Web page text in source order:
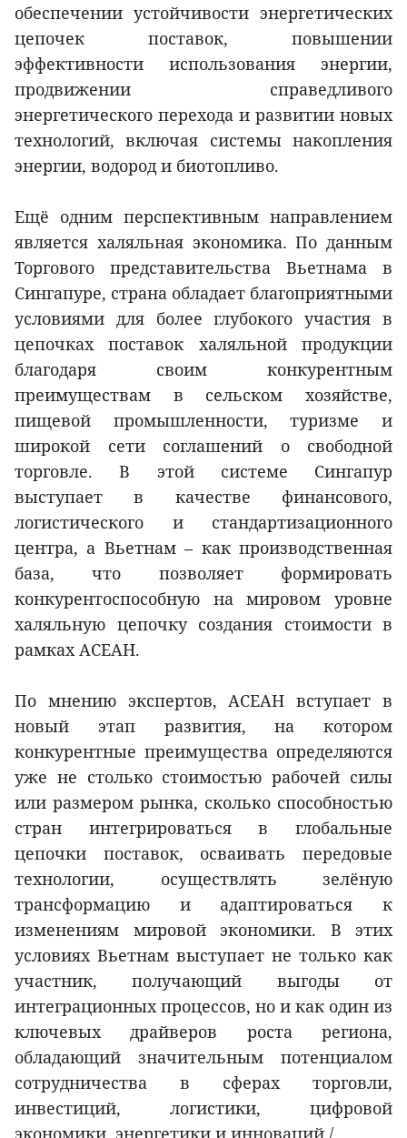
обеспечении устойчивости энергетических
цепочек поставок, повышении
эффективности использования энергии,
продвижении справедливого
энергетического перехода и развитии новых
технологий, включая системы накопления
энергии, водород и биотопливо.
Ещё одним перспективным направлением
является халяльная экономика. По данным
Торгового представительства Вьетнама в
Сингапуре, страна обладает благоприятными
условиями для более глубокого участия в
цепочках поставок халяльной продукции
благодаря своим конкурентным
преимуществам в сельском хозяйстве,
пищевой промышленности, туризме и
широкой сети соглашений о свободной
торговле. В этой системе Сингапур
выступает в качестве финансового,
логистического и стандартизационного
центра, а Вьетнам – как производственная
база, что позволяет формировать
конкурентоспособную на мировом уровне
халяльную цепочку создания стоимости в
рамках АСЕАН.
По мнению экспертов, АСЕАН вступает в
новый этап развития, на котором
конкурентные преимущества определяются
уже не столько стоимостью рабочей силы
или размером рынка, сколько способностью
стран интегрироваться в глобальные
цепочки поставок, осваивать передовые
технологии, осуществлять зелёную
трансформацию и адаптироваться к
изменениям мировой экономики. В этих
условиях Вьетнам выступает не только как
участник, получающий выгоды от
интеграционных процессов, но и как один из
ключевых драйверов роста региона,
обладающий значительным потенциалом
сотрудничества в сферах торговли,
инвестиций, логистики, цифровой